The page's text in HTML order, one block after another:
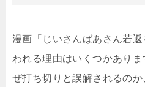
漫画「じいさんばあさん若
われる理由はいくつかあり
ぜ打ち切りと誤解されるの